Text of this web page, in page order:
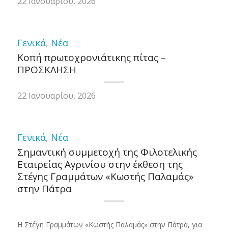
Γενικά, Νέα
Κοπή πρωτοχρονιάτικης πίτας –
ΠΡΟΣΚΛΗΣΗ
22 Ιανουαρίου, 2026
Γενικά, Νέα
Σημαντική συμμετοχή της Φιλοτελικής
Εταιρείας Αγρινίου στην έκθεση της
Στέγης Γραμμάτων «Κωστής Παλαμάς»
στην Πάτρα
Η Στέγη Γραμμάτων «Κωστής Παλαμάς» στην Πάτρα, για